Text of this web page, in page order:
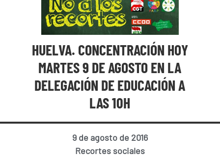
HUELVA. CONCENTRACIÓN HOY
MARTES 9 DE AGOSTO EN LA
DELEGACIÓN DE EDUCACIÓN A
LAS 10H
9 de agosto de 2016
Recortes sociales